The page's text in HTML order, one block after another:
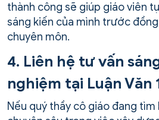
thành công sẽ giúp giáo viên
sáng kiến của mình trước
chuyên môn.
4. Liên hệ tư vấn
nghiệm tại Luận Văn
Nếu quý thầy cô giáo đang